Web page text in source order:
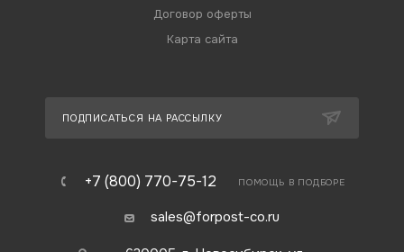
Договор оферты
Карта сайта
ПОДПИСАТЬСЯ НА РАССЫЛКУ
+7 (800) 770-75-12 ПОМОЩЬ В ПОДБОРЕ
sales@forpost-co.ru